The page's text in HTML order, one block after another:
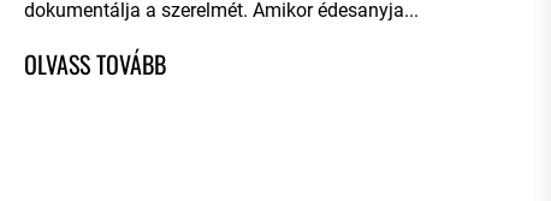
dokumentálja a szerelmét. Amikor édesanyja...